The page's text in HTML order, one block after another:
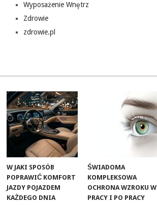
Wyposażenie Wnętrz
Zdrowie
zdrowie.pl
W JAKI SPOSÓB
POPRAWIĆ KOMFORT
JAZDY POJAZDEM
KAŻDEGO DNIA
ŚWIADOMA
KOMPLEKSOWA
OCHRONA WZROKU W
PRACY I PO PRACY